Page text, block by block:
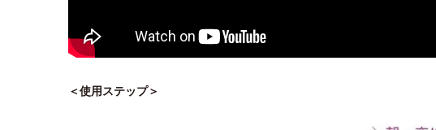
＜使用ステップ＞